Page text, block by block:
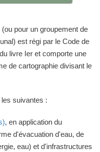
pour un groupement de
est régi par le Code de
livre Ier et comporte une
de cartographie divisant le
suivantes :
, en application du
d'évacuation d'eau, de
eau) et d'infrastructures